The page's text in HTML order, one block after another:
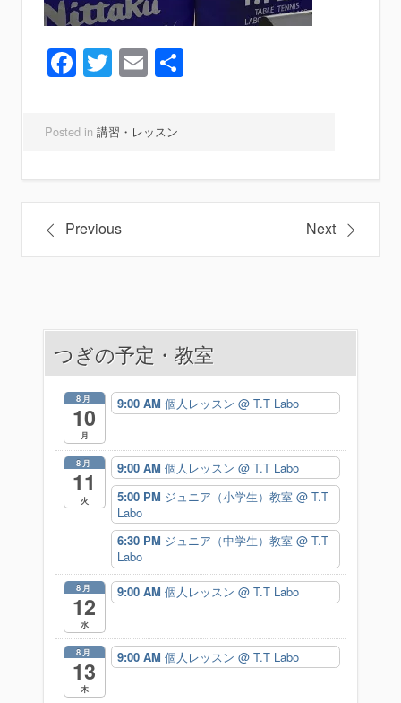
Facebook
Twitter
Email
Posted in 講習・レッスン
投
稿
ビ
Previous Next
つぎの予定・教室
8月
10
月
9:00 AM 個人レッスン @ T.T Labo
8月
11
火
9:00 AM 個人レッスン @ T.T Labo
5:00 PM ジュニア（小学生）教室 @ T.T
Labo
6:30 PM ジュニア（中学生）教室 @ T.T
Labo
8月
12
水
9:00 AM 個人レッスン @ T.T Labo
8月
13
木
9:00 AM 個人レッスン @ T.T Labo